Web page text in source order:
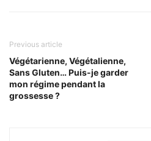
Previous article
Végétarienne, Végétalienne,
Sans Gluten… Puis-je garder
mon régime pendant la
grossesse ?